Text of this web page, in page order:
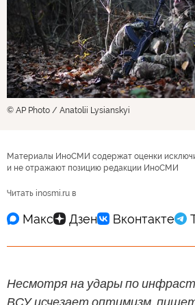
© AP Photo / Anatolii Lysianskyi
Материалы ИноСМИ содержат оценки
и не отражают позицию редакции ИноСМИ
Читать inosmi.ru в
Несмотря на удары по
ВСУ исчезает оптимизм,